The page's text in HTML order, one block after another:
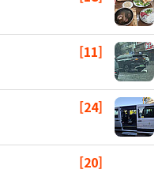
[11]
[24]
[20]